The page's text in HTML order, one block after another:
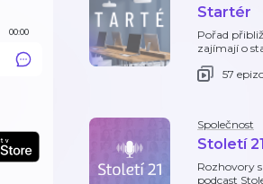
00:00
Startér
Pořad
zajímají o
57
Společnost
Století 21
Rozhovory
podcast